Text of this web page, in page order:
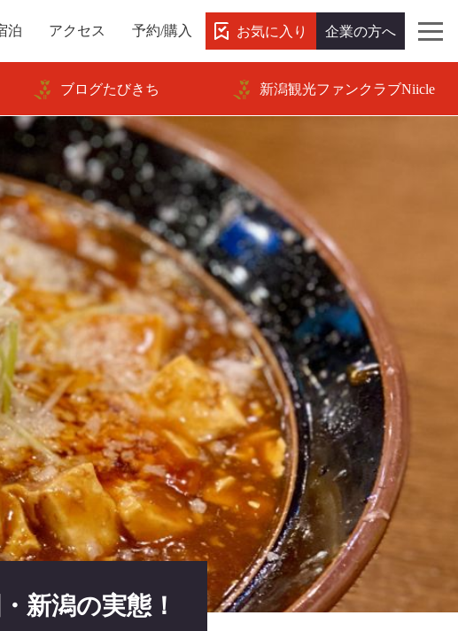
泊 アクセス 予約/購入 お気に入り 企業の方へ
ブログたびきち 新潟観光ファンクラブNiicle
新潟の実態！